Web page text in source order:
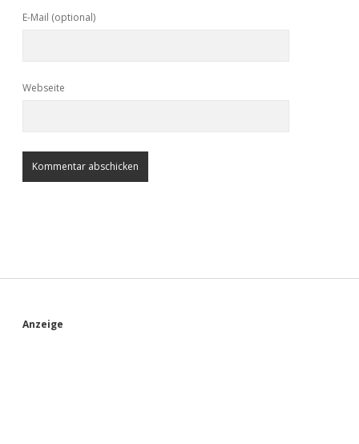
E-Mail (optional)
Webseite
S
Anzeige